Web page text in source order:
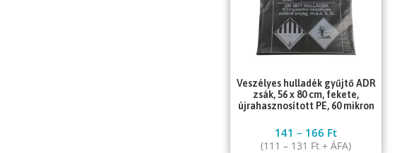
Veszélyes hulladék gyűjtő ADR
zsák, 56 x 80 cm, fekete,
újrahasznosított PE, 60 mikron
141– 166 Ft
(111– 131 Ft + ÁFA)